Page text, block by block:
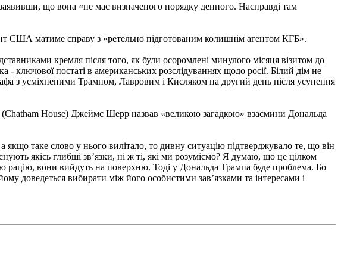
що вона «не має визначеного порядку денного. Насправді там
США матиме справу з «ретельно підготованим колишнім агентом КГБ».
кремля після того, як були осоромлені минулого місяця візитом до
- ключової постаті в американських розслідуваннях щодо росії. Білий дім не
з усміхненими Трампом, Лавровим і Кисляком на другий день після усунення
(Chatham House) Джеймс Шерр назвав «великою загадкою» взаємини Дональда
якщо таке слово у нього вилітало, то дивну ситуацію підтверджувало те, що він
якісь глибші зв’язки, ні ж ті, які ми розуміємо? Я думаю, що це цілком
рацію, вони вийдуть на поверхню. Тоді у Дональда Трампа буде проблема. Бо
доведеться вибирати між його особистими зав’язками та інтересами і